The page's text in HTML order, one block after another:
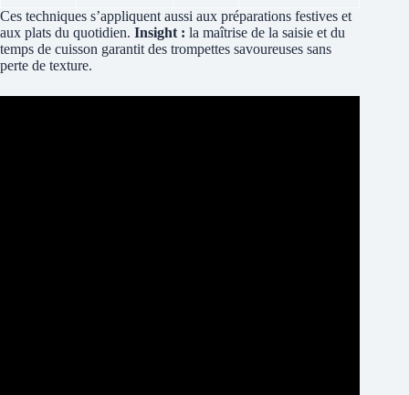
Ces techniques s’appliquent aussi aux préparations festives et
aux plats du quotidien. Insight : la maîtrise de la saisie et du
temps de cuisson garantit des trompettes savoureuses sans
perte de texture.